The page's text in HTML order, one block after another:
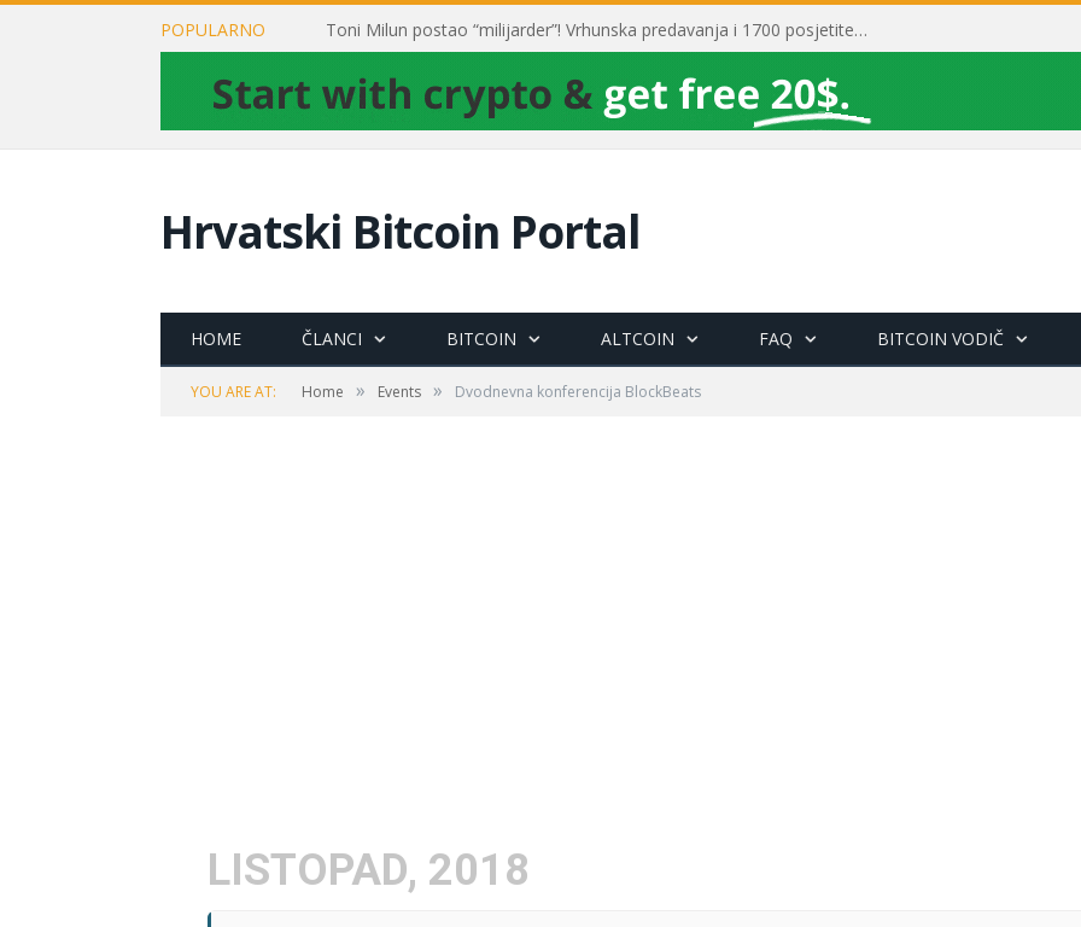
POPULARNO Toni Milun postao “milijarder”! Vrhunska predavanja i 1700 posjetitelja obilježili su mjesec financijske pismenosti
Hrvatski Bitcoin Portal
HOME ČLANCI BITCOIN ALTCOIN FAQ BITCOIN VODIČ
YOU ARE AT: Home » Events » Dvodnevna konferencija BlockBeats
LISTOPAD, 2018